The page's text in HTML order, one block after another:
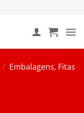
/ Embalagens, Fitas